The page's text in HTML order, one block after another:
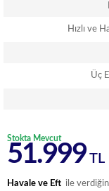
Hızlı ve
Üç
Stokta Mevcut
51.999 TL
Havale ve Eft ile